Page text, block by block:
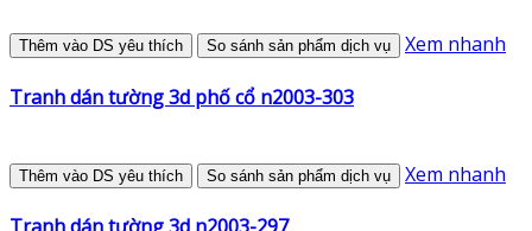
Thêm vào DS yêu thích So sánh sản phẩm dịch vụ Xem nhanh
Tranh dán tường 3d phố cổ n2003-303
Thêm vào DS yêu thích So sánh sản phẩm dịch vụ Xem nhanh